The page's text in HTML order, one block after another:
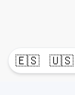
🇪🇸 🇺🇸